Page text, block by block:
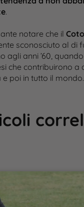
.
notare che il
sconosciuto al di
agli anni ’60,
che contribuirono a
poi in tutto il mondo​.